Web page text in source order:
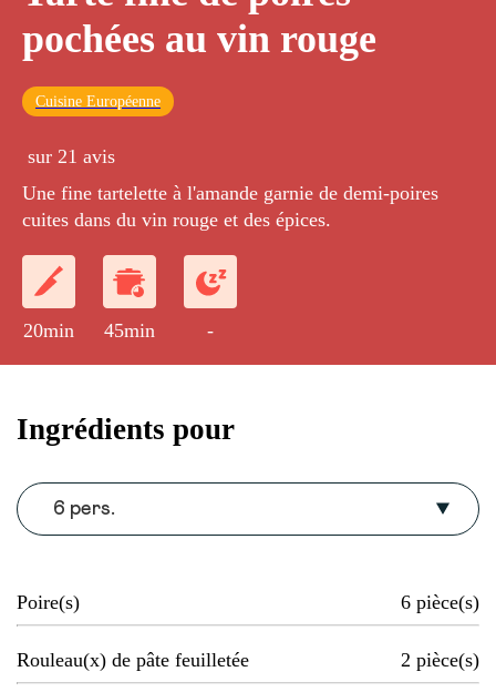
pochées au vin rouge
Cuisine Européenne
sur 21 avis
Une fine tartelette à l'amande garnie de demi-poires
cuites dans du vin rouge et des épices.
20min 45min -
Ingrédients pour
6 pers.
Poire(s) 6 pièce(s)
Rouleau(x) de pâte feuilletée 2 pièce(s)